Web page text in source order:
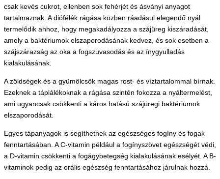
csak kevés cukrot, ellenben sok fehérjét és ásványi anyagot
tartalmaznak. A diófélék rágása közben ráadásul elegendő nyál
termelődik ahhoz, hogy megakadályozza a szájüreg kiszáradását,
amely a baktériumok elszaporodásának kedvez, és sok esetben a
szájszárazság az oka a fogszuvasodás és az ínygyulladás
kialakulásának.
A zöldségek és a gyümölcsök magas rost- és víztartalommal bírnak.
Ezeknek a táplálékoknak a rágása szintén fokozza a nyáltermelést,
ami ugyancsak csökkenti a káros hatású szájüregi baktériumok
elszaporodását.
Egyes tápanyagok is segíthetnek az egészséges fogíny és fogak
fenntartásában. A C-vitamin például a fogínyszövet egészségét védi,
a D-vitamin csökkenti a fogágybetegség kialakulásának esélyét. A B-
vitaminok pedig az orális egészség fenntartásához járulnak hozzá.